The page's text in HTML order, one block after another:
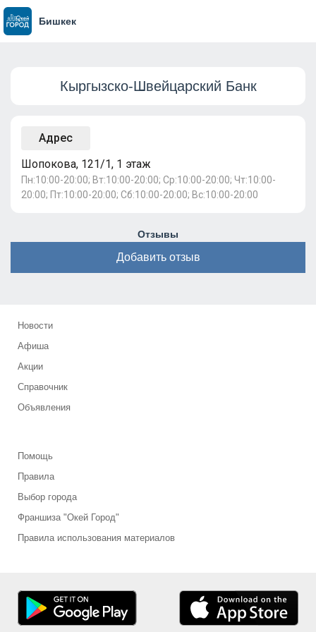
Бишкек
Кыргызско-Швейцарский Банк
Адрес
Шопокова, 121/1, 1 этаж
Пн:10:00-20:00; Вт:10:00-20:00; Ср:10:00-20:00; Чт:10:00-
20:00; Пт:10:00-20:00; Сб:10:00-20:00; Вс:10:00-20:00
Отзывы
Добавить отзыв
Новости
Афиша
Акции
Справочник
Объявления
Помощь
Правила
Выбор города
Франшиза "Окей Город"
Правила использования материалов